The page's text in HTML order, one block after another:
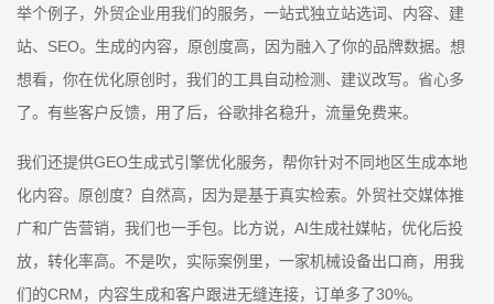
举个例子，外贸企业用我们的服务，一站式独立站选词、内容、建
站、SEO。生成的内容，原创度高，因为融入了你的品牌数据。想
想看，你在优化原创时，我们的工具自动检测、建议改写。省心多
了。有些客户反馈，用了后，谷歌排名稳升，流量免费来。
我们还提供GEO生成式引擎优化服务，帮你针对不同地区生成本地
化内容。原创度？自然高，因为是基于真实检索。外贸社交媒体推
广和广告营销，我们也一手包。比方说，AI生成社媒帖，优化后投
放，转化率高。不是吹，实际案例里，一家机械设备出口商，用我
们的CRM，内容生成和客户跟进无缝连接，订单多了30%。